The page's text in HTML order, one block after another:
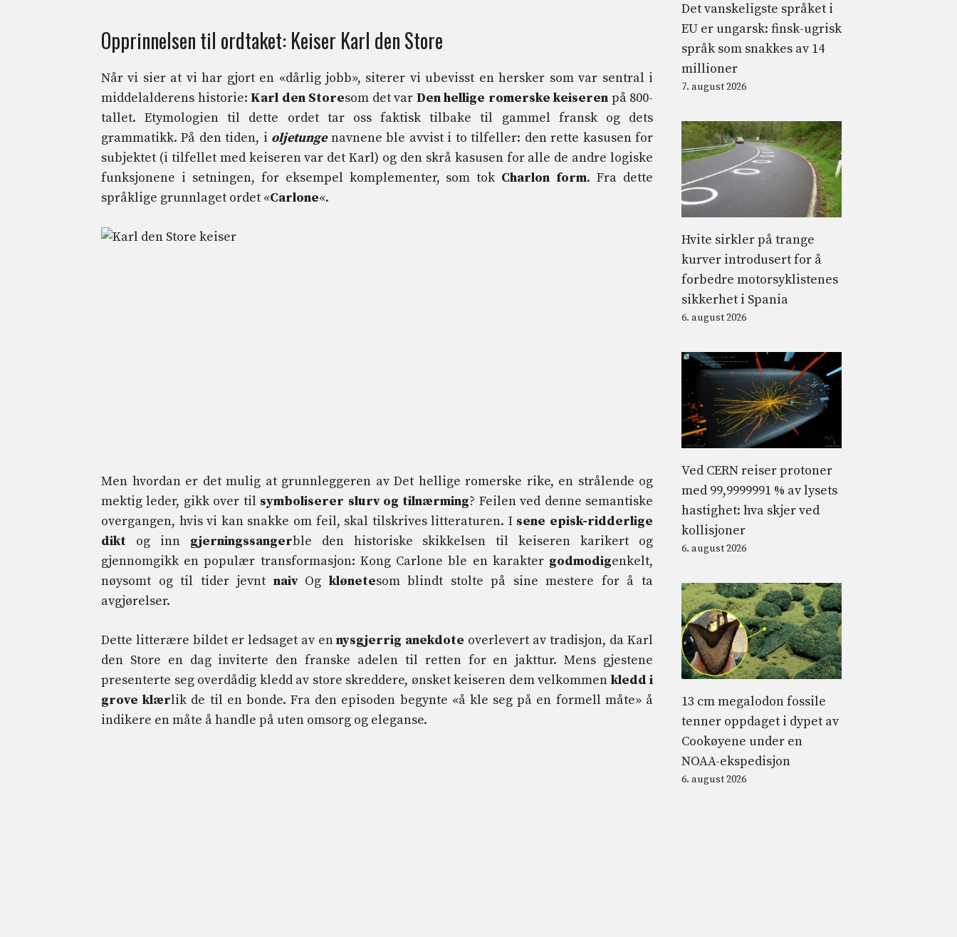
Opprinnelsen til ordtaket: Keiser Karl den Store
Når vi sier at vi har gjort en «dårlig jobb», siterer vi ubevisst en hersker som var sentral i
middelalderens historie: Karl den Storesom det var Den hellige romerske keiseren på 800-
tallet. Etymologien til dette ordet tar oss faktisk tilbake til gammel fransk og dets
grammatikk. På den tiden, i oljetungenavnene ble avvist i to tilfeller: den rette kasusen for
subjektet (i tilfellet med keiseren var det Karl) og den skrå kasusen for alle de andre logiske
funksjonene i setningen, for eksempel komplementer, som tok Charlon form. Fra dette
språklige grunnlaget ordet «Carlone«.
Men hvordan er det mulig at grunnleggeren av Det hellige romerske rike, en strålende og
mektig leder, gikk over til symboliserer slurv og tilnærming? Feilen ved denne semantiske
overgangen, hvis vi kan snakke om feil, skal tilskrives litteraturen. I sene episk-ridderlige
dikt og inn gjerningssangerble den historiske skikkelsen til keiseren karikert og
gjennomgikk en populær transformasjon: Kong Carlone ble en karakter godmodigenkelt,
nøysomt og til tider jevnt naivOg klønetesom blindt stolte på sine mestere for å ta
avgjørelser.
Dette litterære bildet er ledsaget av ennysgjerrig anekdote overlevert av tradisjon, da Karl
den Store en dag inviterte den franske adelen til retten for en jakttur. Mens gjestene
presenterte seg overdådig kledd av store skreddere, ønsket keiseren dem velkommen kledd i
grove klærlik de til en bonde. Fra den episoden begynte «å kle seg på en formell måte» å
indikere en måte å handle på uten omsorg og eleganse.
Det vanskeligste språket i
EU er ungarsk: finsk-ugrisk
språk som snakkes av 14
millioner
7. august 2026
Hvite sirkler på trange
kurver introdusert for å
forbedre motorsyklistenes
sikkerhet i Spania
6. august 2026
Ved CERN reiser protoner
med 99,9999991 % av lysets
hastighet: hva skjer ved
kollisjoner
6. august 2026
13 cm megalodon fossile
tenner oppdaget i dypet av
Cookøyene under en
NOAA-ekspedisjon
6. august 2026